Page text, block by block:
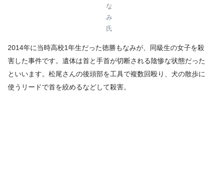
な
み
氏
2014年に当時高校1年生だった徳勝もなみが、同級生の女子を殺
害した事件です。遺体は首と手首が切断される陰惨な状態だった
といいます。松尾さんの後頭部を工具で複数回殴り、犬の散歩に
使うリードで首を絞めるなどして殺害。